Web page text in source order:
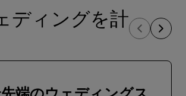
ディングを計